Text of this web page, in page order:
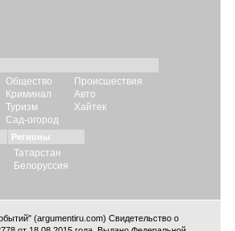
Общество
Криминал
Туризм
Сад-огород
Происшествия
Авто
Хайтек
Регионы
Татарстан
Белоруссия
(argumentiru.com) Свидетельство о